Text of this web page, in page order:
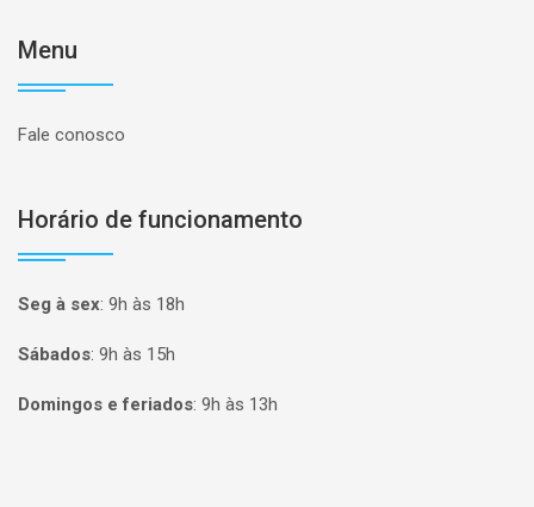
Menu
Fale conosco
Horário de funcionamento
Seg à sex: 9h às 18h
Sábados: 9h às 15h
Domingos e feriados: 9h às 13h